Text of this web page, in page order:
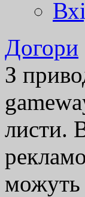
Догори
З
листи.
можуть